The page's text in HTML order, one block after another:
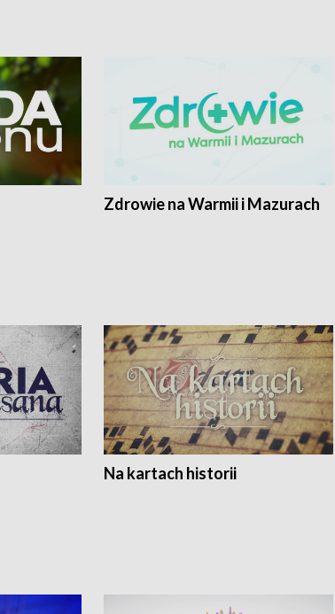
Zdrowie na Warmii i Mazurach
Na kartach historii